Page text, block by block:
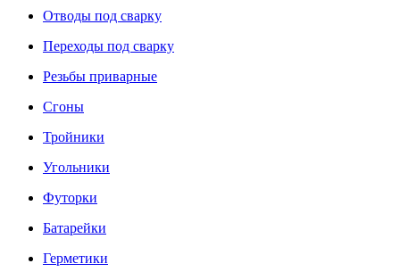
Отводы под сварку
Переходы под сварку
Резьбы приварные
Сгоны
Тройники
Угольники
Футорки
Батарейки
Герметики